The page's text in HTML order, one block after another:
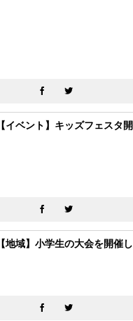
【イベント】キッズフェスタ
【地域】小学生の大会を開催